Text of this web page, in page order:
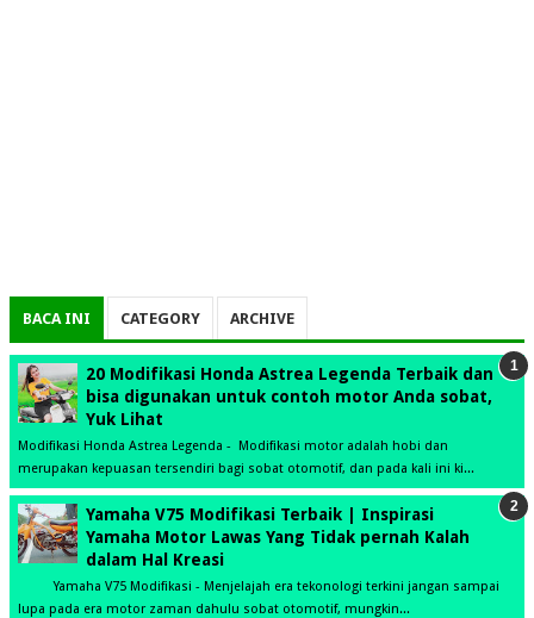
BACA INI CATEGORY ARCHIVE
20 Modifikasi Honda Astrea Legenda Terbaik dan
bisa digunakan untuk contoh motor Anda sobat,
Yuk Lihat
Modifikasi Honda Astrea Legenda - Modifikasi motor adalah hobi dan
merupakan kepuasan tersendiri bagi sobat otomotif, dan pada kali ini ki...
Yamaha V75 Modifikasi Terbaik | Inspirasi
Yamaha Motor Lawas Yang Tidak pernah Kalah
dalam Hal Kreasi
Yamaha V75 Modifikasi - Menjelajah era tekonologi terkini jangan sampai
lupa pada era motor zaman dahulu sobat otomotif, mungkin...